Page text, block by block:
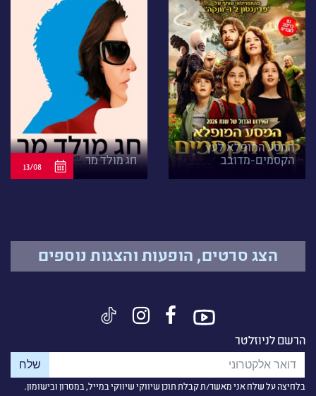
המסע המופלא לעץ
הקסמים-מדובב
חג מולד מר 13/08
הצג סרטים, הופעות והצגות נוספים
הרשם לניוזלטר
בלחיצה על שלח אני מאשר/ת קבלת תוכן שיווקי שיווקי במייל, במסרון ובישומון.